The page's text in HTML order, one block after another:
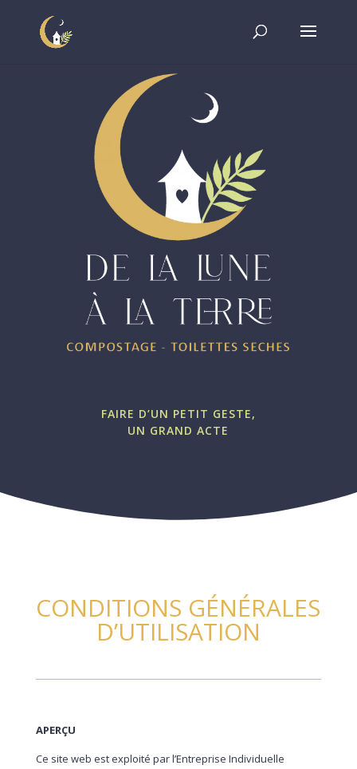
FAIRE D’UN PETIT GESTE,
UN GRAND ACTE
CONDITIONS GÉNÉRALES
D’UTILISATION
APERÇU
Ce site web est exploité parl’Entreprise Individuelle